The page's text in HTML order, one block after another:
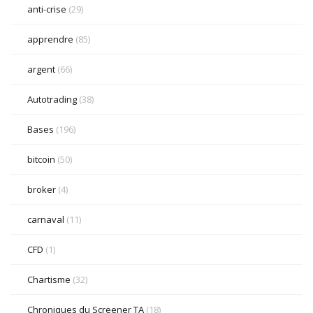
anti-crise (29)
apprendre (85)
argent (66)
Autotrading (38)
Bases (196)
bitcoin (50)
broker (4)
carnaval (11)
CFD (1)
Chartisme (32)
Chroniques du Screener TA (18)